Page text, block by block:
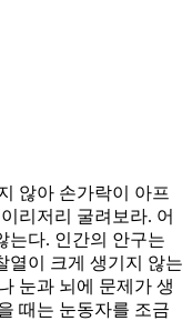
않아 손가락이 아프
리저리 굴려보라. 어
는다. 인간의 안구는
열이 크게 생기지 않는
눈과 뇌에 문제가 생
때는 눈동자를 조금